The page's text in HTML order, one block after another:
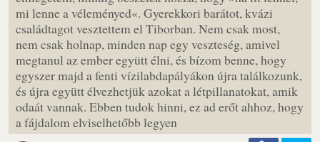
mi lenne a véleményed«. Gyerekkori barátot, kvázi
családtagot vesztettem el Tiborban. Nem csak most,
nem csak holnap, minden nap egy veszteség, amivel
megtanul az ember együtt élni, és bízom benne, hogy
egyszer majd a fenti vízilabdapályákon újra találkozunk,
és újra együtt élvezhetjük azokat a létpillanatokat, amik
odaát vannak. Ebben tudok hinni, ez ad erőt ahhoz, hogy
a fájdalom elviselhetőbb legyen